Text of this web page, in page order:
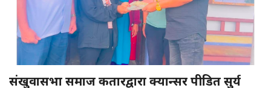
संखुवासभा समाज कतारद्वारा क्यान्सर पीडित सुर्य